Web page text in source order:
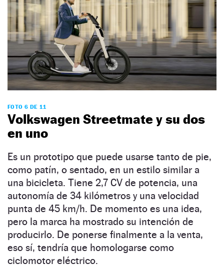
FOTO 6 DE 11
Volkswagen Streetmate y su dos
en uno
Es un prototipo que puede usarse tanto de pie,
como patín, o sentado, en un estilo similar a
una bicicleta. Tiene 2,7 CV de potencia, una
autonomía de 34 kilómetros y una velocidad
punta de 45 km/h. De momento es una idea,
pero la marca ha mostrado su intención de
producirlo. De ponerse finalmente a la venta,
eso sí, tendría que homologarse como
ciclomotor eléctrico.